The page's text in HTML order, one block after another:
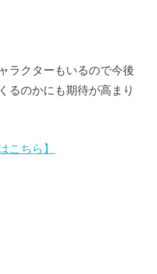
ラクターもいるので今後
るのかにも期待が高まり
こちら】